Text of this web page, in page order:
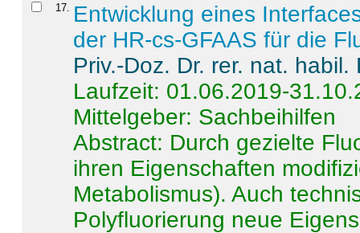
17
Entwicklung eines
der HR-cs-GFAAS für die
Priv.-Doz. Dr. rer. nat.
Laufzeit: 01.06.2019-
Mittelgeber: Sachbeihilfen
Abstract: Durch gezielte
ihren Eigenschaften
Metabolismus). Auch
Polyfluorierung neue